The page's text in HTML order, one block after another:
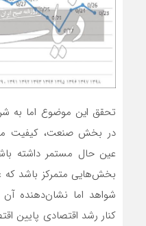
تحقق این موضوع اما به
در بخش صنعت، کیفیت
عین حال مستمر داشته
بخش‌‌‌هایی متمرکز باشد که
شواهد اما نشان‌‌‌دهنده
کنار رشد اقتصادی پایین